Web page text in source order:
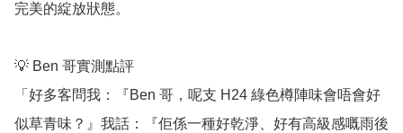
完美的綻放狀態。
💡 Ben 哥實測點評
「好多客問我：『Ben 哥，呢支 H24 綠色樽陣味會唔會好
似草青味？』我話：『佢係一種好乾淨、好有高級感嘅雨後